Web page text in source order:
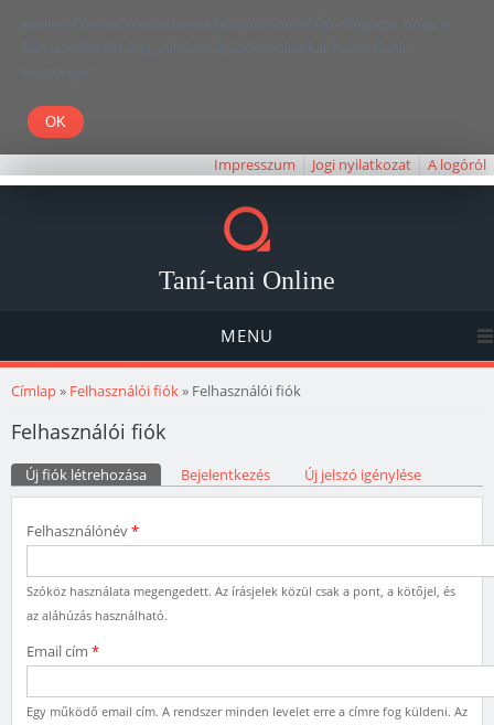
Kedves Olvasó! Weboldalunk böngészésével Ön elfogadja, hogy a
felhasználói élmény javítása céljából cookie-kat használunk.
Köszönjük!
Impresszum Jogi nyilatkozat A logóról
Taní-tani Online
MENU
Jelenlegi hely
Címlap» Felhasználói fiók» Felhasználói fiók
Felhasználói fiók
Elsődleges fülek
Új fiók létrehozása (aktív fül)Bejelentkezés Új jelszó igénylése
Felhasználónév*
Szóköz használata megengedett. Az írásjelek közül csak a pont, a kötőjel, és
az aláhúzás használható.
Email cím *
Egy működő email cím. A rendszer minden levelet erre a címre fog küldeni. Az